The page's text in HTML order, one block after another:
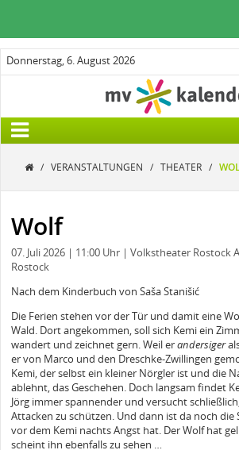
Donnerstag, 6. August 2026
/ VERANSTALTUNGEN / THEATER /
Wolf
07. Juli 2026 | 11:00 Uhr | Volkstheater Rostock
Rostock
Nach dem Kinderbuch von Saša Stanišić
Die Ferien stehen vor der Tür und damit eine
Wald. Dort angekommen, soll sich Kemi ein
wandert und zeichnet gern. Weil erandersiger
er von Marco und den Dreschke-Zwillingen
Kemi, der selbst ein kleiner Nörgler ist und die
ablehnt, das Geschehen. Doch langsam findet
Jörg immer spannender und versucht
Attacken zu schützen. Und dann ist da noch die
vor dem Kemi nachts Angst hat. Der Wolf hat
scheint ihn ebenfalls zu sehen …